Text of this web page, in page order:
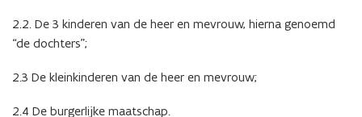
2.2. De 3 kinderen van de heer en mevrouw, hierna genoemd
“de dochters”;
2.3 De kleinkinderen van de heer en mevrouw;
2.4 De burgerlijke maatschap.